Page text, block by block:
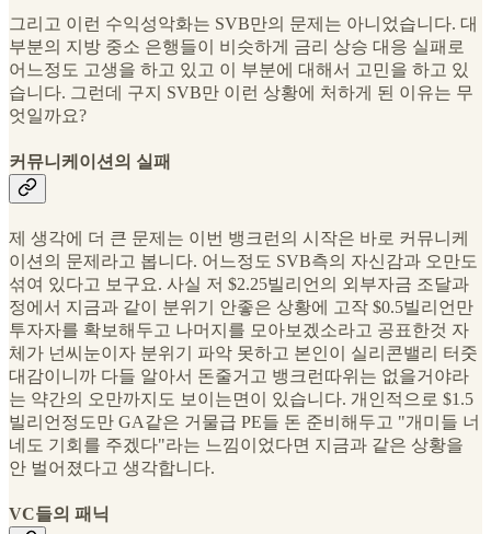
그리고 이런 수익성악화는 SVB만의 문제는 아니었습니다. 대
부분의 지방 중소 은행들이 비슷하게 금리 상승 대응 실패로
어느정도 고생을 하고 있고 이 부분에 대해서 고민을 하고 있
습니다. 그런데 구지 SVB만 이런 상황에 처하게 된 이유는 무
엇일까요?
커뮤니케이션의 실패
제 생각에 더 큰 문제는 이번 뱅크런의 시작은 바로 커뮤니케
이션의 문제라고 봅니다. 어느정도 SVB측의 자신감과 오만도
섞여 있다고 보구요. 사실 저 $2.25빌리언의 외부자금 조달과
정에서 지금과 같이 분위기 안좋은 상황에 고작 $0.5빌리언만
투자자를 확보해두고 나머지를 모아보겠소라고 공표한것 자
체가 넌씨눈이자 분위기 파악 못하고 본인이 실리콘밸리 터줏
대감이니까 다들 알아서 돈줄거고 뱅크런따위는 없을거야라
는 약간의 오만까지도 보이는면이 있습니다. 개인적으로 $1.5
빌리언정도만 GA같은 거물급 PE들 돈 준비해두고 "개미들 너
네도 기회를 주겠다"라는 느낌이었다면 지금과 같은 상황을
안 벌어졌다고 생각합니다.
VC들의 패닉